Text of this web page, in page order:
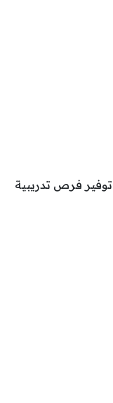
فرص تدريبية